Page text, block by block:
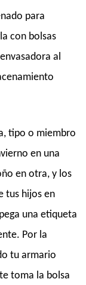
para
con bolsas
al
tipo o miembro
en una
en otra, y los
tus hijos en
una etiqueta
Por la
tu armario
toma la bolsa